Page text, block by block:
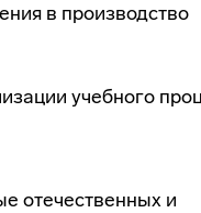
в производство
учебного
отечественных и